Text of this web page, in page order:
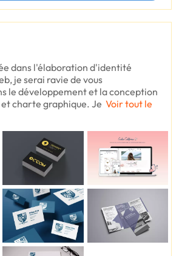
dans l'élaboration d'identité
je serai ravie de vous
le développement et la conception
charte graphique. Je Voir tout le